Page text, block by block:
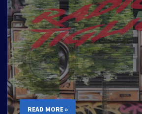
READ MORE »